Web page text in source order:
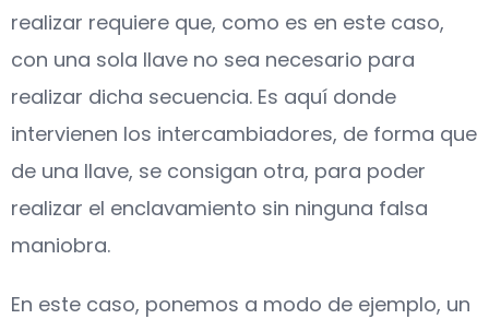
realizar requiere que, como es en este caso,
con una sola llave no sea necesario para
realizar dicha secuencia. Es aquí donde
intervienen los intercambiadores, de forma que
de una llave, se consigan otra, para poder
realizar el enclavamiento sin ninguna falsa
maniobra.
En este caso, ponemos a modo de ejemplo, un